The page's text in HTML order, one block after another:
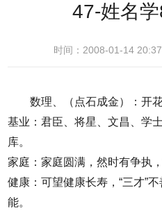
47-姓名
时间：2008-01-14
数理、（点石成金）：开
基业：君臣、将星、文昌、学
库。
家庭：家庭圆满，然时有争执
健康：可望健康长寿，“三才”
能。